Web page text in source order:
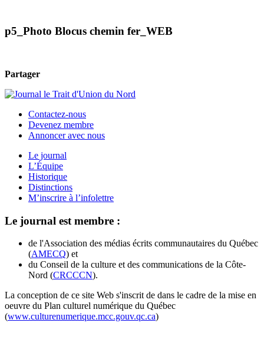
p5_Photo Blocus chemin fer_WEB
Partager
Contactez-nous
Devenez membre
Annoncer avec nous
Le journal
L’Équipe
Historique
Distinctions
M’inscrire à l’infolettre
Le journal est membre :
de l'Association des médias écrits communautaires du Québec
(AMECQ) et
du Conseil de la culture et des communications de la Côte-
Nord (CRCCCN).
La conception de ce site Web s'inscrit de dans le cadre de la mise en
oeuvre du Plan culturel numérique du Québec
(www.culturenumerique.mcc.gouv.qc.ca)